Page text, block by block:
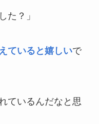
た？」
ていると嬉しいで
ているんだなと思